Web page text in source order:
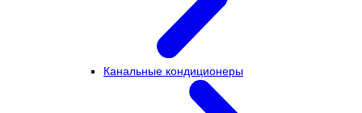
Канальные кондиционеры